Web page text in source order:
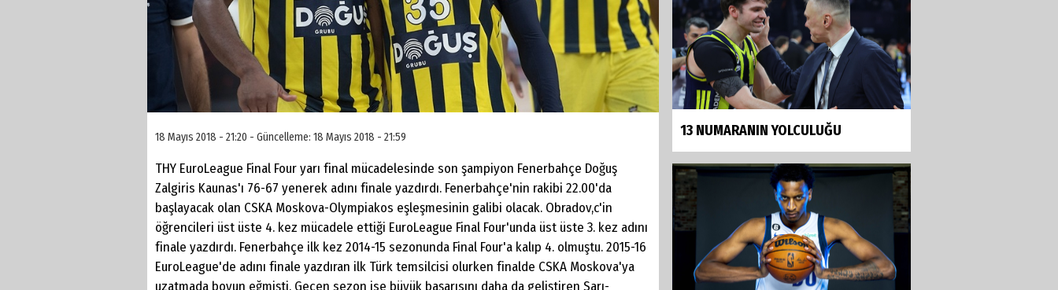
18 Mayıs 2018 - 21:20 - Güncelleme: 18 Mayıs 2018 - 21:59
THY EuroLeague Final Four yarı final mücadelesinde son şampiyon Fenerbahçe Doğuş
Zalgiris Kaunas'ı 76-67 yenerek adını finale yazdırdı. Fenerbahçe'nin rakibi 22.00'da
başlayacak olan CSKA Moskova-Olympiakos eşleşmesinin galibi olacak. Obradov,c'in
öğrencileri üst üste 4. kez mücadele ettiği EuroLeague Final Four'unda üst üste 3. kez adını
finale yazdırdı. Fenerbahçe ilk kez 2014-15 sezonunda Final Four'a kalıp 4. olmuştu. 2015-16
EuroLeague'de adını finale yazdıran ilk Türk temsilcisi olurken finalde CSKA Moskova'ya
uzatmada boyun eğmişti. Geçen sezon ise büyük başarısını daha da geliştiren Sarı-
13 NUMARANIN YOLCULUĞU